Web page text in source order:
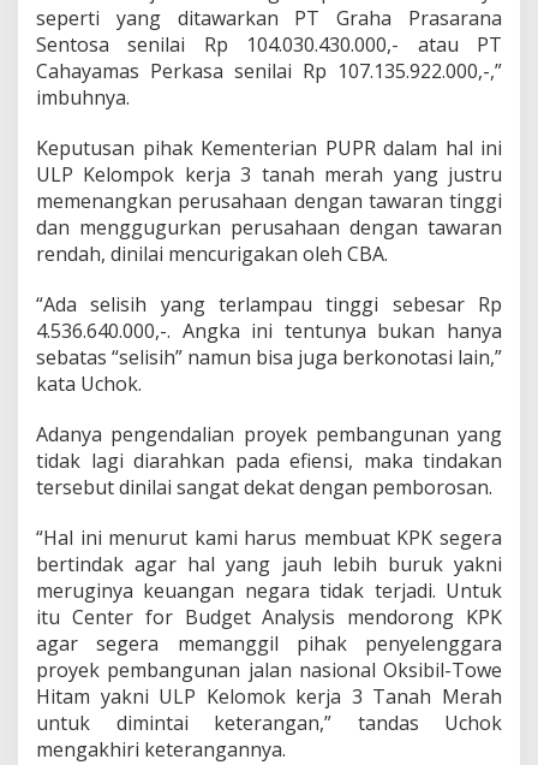
seperti yang ditawarkan PT Graha Prasarana
Sentosa senilai Rp 104.030.430.000,- atau PT
Cahayamas Perkasa senilai Rp 107.135.922.000,-,”
imbuhnya.
Keputusan pihak Kementerian PUPR dalam hal ini
ULP Kelompok kerja 3 tanah merah yang justru
memenangkan perusahaan dengan tawaran tinggi
dan menggugurkan perusahaan dengan tawaran
rendah, dinilai mencurigakan oleh CBA.
“Ada selisih yang terlampau tinggi sebesar Rp
4.536.640.000,-. Angka ini tentunya bukan hanya
sebatas “selisih” namun bisa juga berkonotasi lain,”
kata Uchok.
Adanya pengendalian proyek pembangunan yang
tidak lagi diarahkan pada efiensi, maka tindakan
tersebut dinilai sangat dekat dengan pemborosan.
“Hal ini menurut kami harus membuat KPK segera
bertindak agar hal yang jauh lebih buruk yakni
meruginya keuangan negara tidak terjadi. Untuk
itu Center for Budget Analysis mendorong KPK
agar segera memanggil pihak penyelenggara
proyek pembangunan jalan nasional Oksibil-Towe
Hitam yakni ULP Kelomok kerja 3 Tanah Merah
untuk dimintai keterangan,” tandas Uchok
mengakhiri keterangannya.